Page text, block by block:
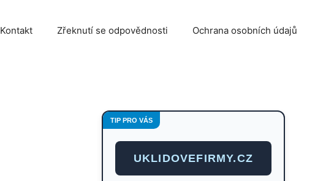
Kontakt Zřeknutí se odpovědnosti Ochrana osobních údajů
TIP PRO VÁS
UKLIDOVEFIRMY.CZ